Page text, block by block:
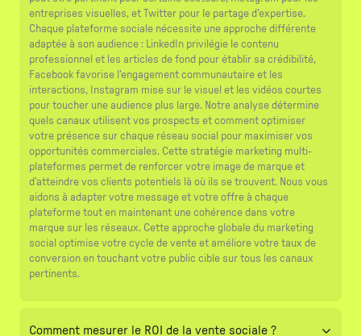
entreprises visuelles, et Twitter pour le partage d'expertise.
Chaque plateforme sociale nécessite une approche différente
adaptée à son audience : LinkedIn privilégie le contenu
professionnel et les articles de fond pour établir sa crédibilité,
Facebook favorise l'engagement communautaire et les
interactions, Instagram mise sur le visuel et les vidéos courtes
pour toucher une audience plus large. Notre analyse détermine
quels canaux utilisent vos prospects et comment optimiser
votre présence sur chaque réseau social pour maximiser vos
opportunités commerciales. Cette stratégie marketing multi-
plateformes permet de renforcer votre image de marque et
d'atteindre vos clients potentiels là où ils se trouvent. Nous vous
aidons à adapter votre message et votre offre à chaque
plateforme tout en maintenant une cohérence dans votre
marque sur les réseaux. Cette approche globale du marketing
social optimise votre cycle de vente et améliore votre taux de
conversion en touchant votre public cible sur tous les canaux
pertinents.
Comment mesurer le ROI de la vente sociale ?